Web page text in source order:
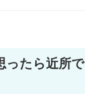
ったら近所で